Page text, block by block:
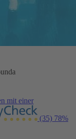
mit einer
(35) 78%